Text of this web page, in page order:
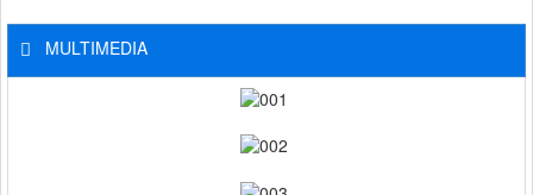
MULTIMEDIA